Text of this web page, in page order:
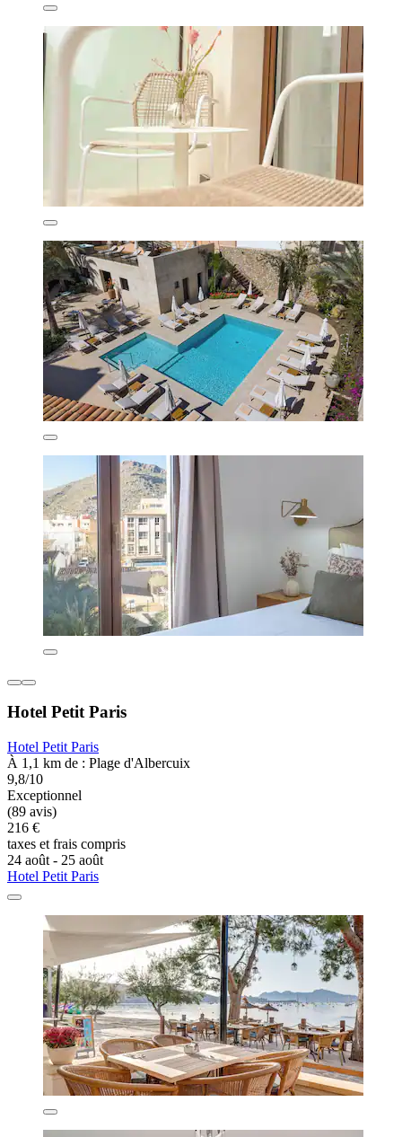
Hotel Petit Paris
Hotel Petit Paris
À 1,1 km de : Plage d'Albercuix
9,8/10
Exceptionnel
(89 avis)
216 €
taxes et frais compris
24 août - 25 août
Hotel Petit Paris